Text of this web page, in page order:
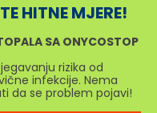
HITNE MJERE!
SA ONYCOSTOP
rizika od
infekcije. Nema
da se problem pojavi!